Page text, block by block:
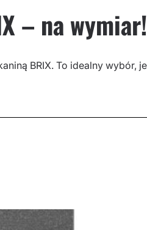
– na wymiar!
BRIX. To idealny wybór,